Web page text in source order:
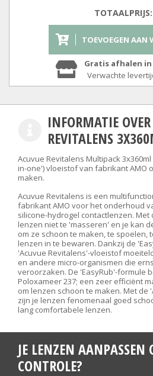
TOTAALPRIJS:
TOEVOEGEN AAN
Gratis afhalen
Verwachte
INFORMATIE
REVITALENS
Acuvue Revitalens Multipack
in-one') vloeistof van fabrikant AMO
maken.
Acuvue Revitalens is een
fabrikant AMO voor het onderhoud
silicone-hydrogel contactlenzen.
lenzen niet te 'masseren' en je kan
om ze schoon te maken, te spoelen,
lenzen in te bewaren. Dankzij de
'Acuvue Revitalens'-vloeistof
en andere micro-organismen die
veroorzaken. De 'EasyRub'-formule
Poloxameer 237; een zeer efficiënt
om lenzen schoon te maken. Met
zijn je lenzen fenomenaal goed
lang comfortabele lenzen.
JE LENZEN AANPASSEN
CONTROLE?